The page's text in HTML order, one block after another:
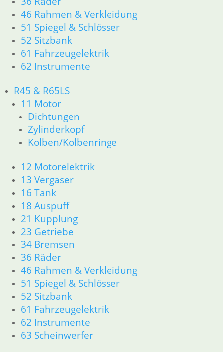
46 Rahmen & Verkleidung
51 Spiegel & Schlösser
52 Sitzbank
61 Fahrzeugelektrik
62 Instrumente
R45 & R65LS
11 Motor
Dichtungen
Zylinderkopf
Kolben/Kolbenringe
12 Motorelektrik
13 Vergaser
16 Tank
18 Auspuff
21 Kupplung
23 Getriebe
34 Bremsen
36 Räder
46 Rahmen & Verkleidung
51 Spiegel & Schlösser
52 Sitzbank
61 Fahrzeugelektrik
62 Instrumente
63 Scheinwerfer
61 Fahrzeugelektrik
62 Instrumente
63 Scheinwerfer
R80/100 R80/100 RT 1980 bis 1984
11 Motor
Dichtungen
Zylinderkopf
12 Motorelektrik
13 Vergaser
16 Tank
18 Auspuff
21 Kupplung
26 Kardanwelle
31 Telegabel
33 Antrieb
32 Lenkung
34 Bremsen
36 Räder
46 Rahmen & Verkleidung
51 Spiegel & Schlösser
52 Sitzbank
61 Fahrzeugelektrik
62 Instrumente
63 Scheinwerfer
R65 R80 Monolever R100 RS/RT Monolever ab 1984
Dichtungen
Kolben/Kolbenringe